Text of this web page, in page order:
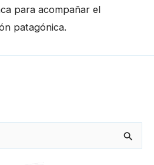
para acompañar el
patagónica.